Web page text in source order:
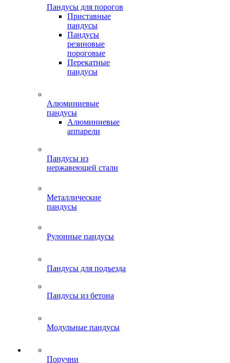
Пандусы для порогов
Приставные
пандусы
Пандусы
резиновые
пороговые
Перекатные
пандусы
Алюминиевые
пандусы
Алюминиевые
аппарели
Пандусы из
нержавеющей стали
Металлические
пандусы
Рулонные пандусы
Пандусы для подъезда
Пандусы из бетона
Модульные пандусы
Поручни